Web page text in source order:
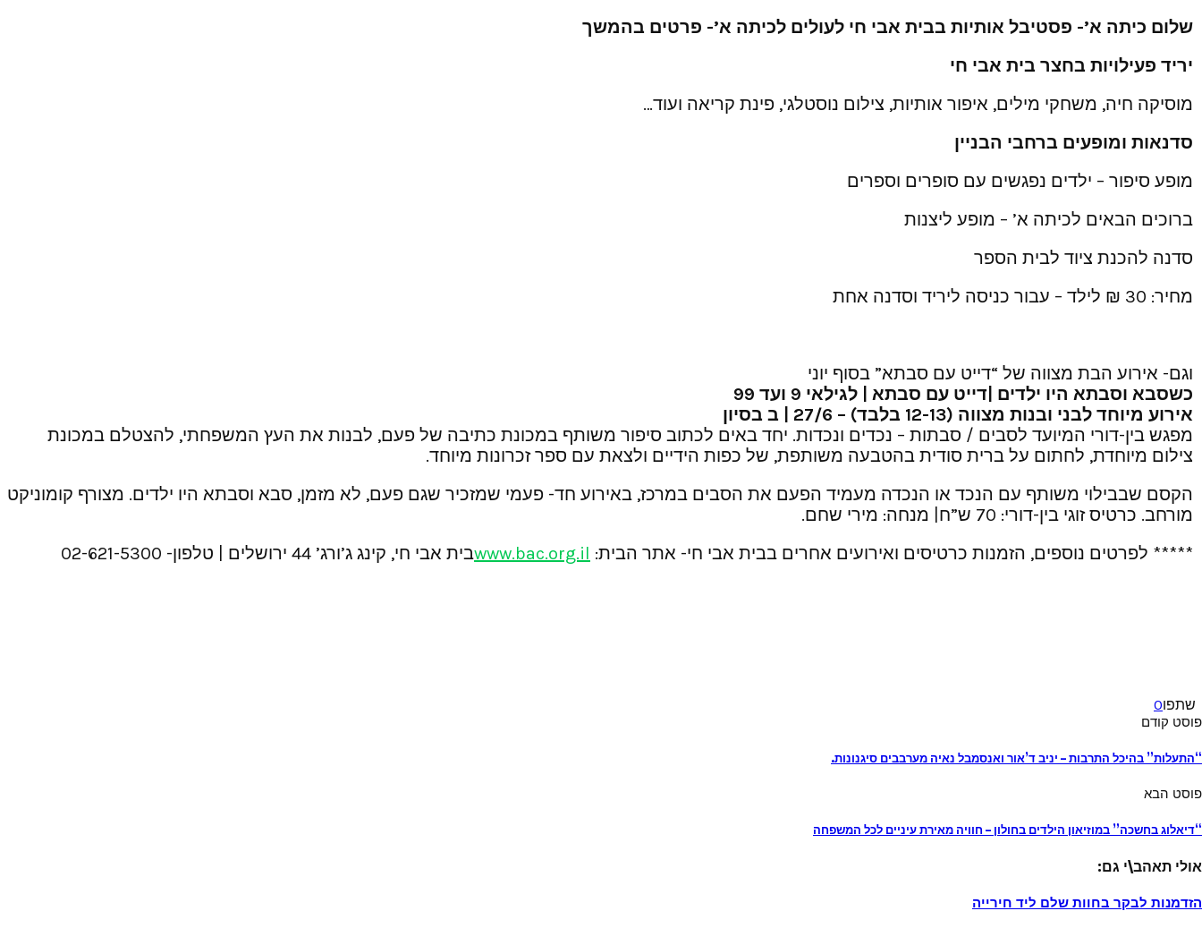
שלום כיתה א’- פסטיבל אותיות בבית אבי חי לעולים לכיתה א’- פרטים בהמשך
יריד פעילויות בחצר בית אבי חי
מוסיקה חיה, משחקי מילים, איפור אותיות, צילום נוסטלגי, פינת קריאה ועוד…
סדנאות ומופעים ברחבי הבניין
מופע סיפור – ילדים נפגשים עם סופרים וספרים
ברוכים הבאים לכיתה א’ – מופע ליצנות
סדנה להכנת ציוד לבית הספר
מחיר: 30 ₪ לילד – עבור כניסה ליריד וסדנה אחת
וגם- אירוע הבת מצווה של “דייט עם סבתא” בסוף יוני
כשסבא וסבתא היו ילדים |דייט עם סבתא | לגילאי 9 ועד 99
אירוע מיוחד לבני ובנות מצווה (12-13 בלבד) – 27/6 | ב בסיון
מפגש בין-דורי המיועד לסבים / סבתות – נכדים ונכדות. יחד באים לכתוב סיפור משותף במכונת כתיבה של פעם, לבנות את העץ המשפחתי, להצטלם במכונת
צילום מיוחדת, לחתום על ברית סודית בהטבעה משותפת, של כפות הידיים ולצאת עם ספר זכרונות מיוחד.
הקסם שבבילוי משותף עם הנכד או הנכדה מעמיד הפעם את הסבים במרכז, באירוע חד- פעמי שמזכיר שגם פעם, לא מזמן, סבא וסבתא היו ילדים. מצורף קומוניקט
מורחב. כרטיס זוגי בין-דורי: 70 ש”ח| מנחה: מירי שחם.
***** לפרטים נוספים, הזמנות כרטיסים ואירועים אחרים בבית אבי חי- אתר הבית: www.bac.org.ilבית אבי חי, קינג ג’ורג’ 44 ירושלים | טלפון- 02-621-5300
שתפו0
פוסט קודם
“התעלות” בהיכל התרבות – יניב ד’אור ואנסמבל נאיה מערבבים סיגנונות.
פוסט הבא
“דיאלוג בחשכה” במוזיאון הילדים בחולון – חוויה מאירת עיניים לכל המשפחה
אולי תאהב\י גם:
הזדמנות לבקר בחוות שלם ליד חירייה